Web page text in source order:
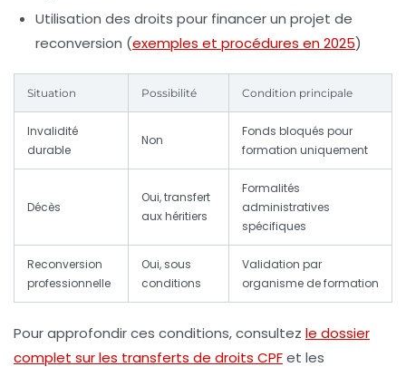
Utilisation des droits pour financer un projet de
reconversion (exemples et procédures en 2025)
Situation Possibilité Condition principale
Invalidité
durable
Non
Fonds bloqués pour
formation uniquement
Décès
Oui, transfert
aux héritiers
Formalités
administratives
spécifiques
Reconversion
professionnelle
Oui, sous
conditions
Validation par
organisme de formation
Pour approfondir ces conditions, consultez le dossier
complet sur les transferts de droits CPFet les